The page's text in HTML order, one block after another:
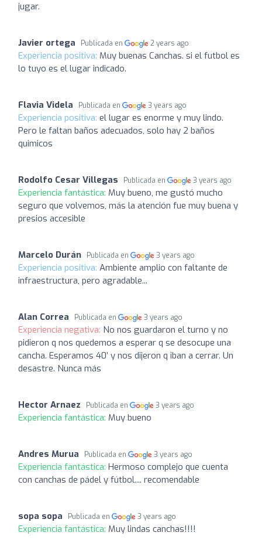
jugar.
Javier ortega Publicada en 2 years ago
Experiencia positiva: Muy buenas Canchas. si el futbol es
lo tuyo es el lugar indicado.
Flavia Videla Publicada en 3 years ago
Experiencia positiva: el lugar es enorme y muy lindo.
Pero le faltan baños adecuados, solo hay 2 baños
quimicos
Rodolfo Cesar Villegas Publicada en 3 years ago
Experiencia fantástica: Muy bueno, me gustó mucho
seguro que volvemos, más la atención fue muy buena y
presios accesible
Marcelo Durán Publicada en 3 years ago
Experiencia positiva: Ambiente amplio con faltante de
infraestructura, pero agradable...
Alan Correa Publicada en 3 years ago
Experiencia negativa: No nos guardaron el turno y no
pidieron q nos quedemos a esperar q se desocupe una
cancha. Esperamos 40’ y nos dijeron q iban a cerrar. Un
desastre. Nunca más
Hector Arnaez Publicada en 3 years ago
Experiencia fantástica: Muy bueno
Andres Murua Publicada en 3 years ago
Experiencia fantástica: Hermoso complejo que cuenta
con canchas de pádel y fútbol.... recomendable
sopa sopa Publicada en 3 years ago
Experiencia fantástica: Muy lindas canchas!!!!